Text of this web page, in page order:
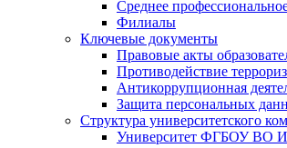
Среднее
Филиалы
Ключевые документы
Правовые акты
Противодействие
Антикоррупционная
Защита персональных
Структура университетского
Университет ФГБОУ ВО